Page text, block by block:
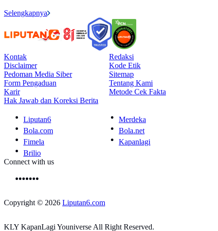
Selengkapnya
Kontak
Redaksi
Disclaimer
Kode Etik
Pedoman Media Siber
Sitemap
Form Pengaduan
Tentang Kami
Karir
Metode Cek Fakta
Hak Jawab dan Koreksi Berita
Liputan6
Merdeka
Bola.com
Bola.net
Fimela
Kapanlagi
Brilio
Connect with us
Copyright © 2026 Liputan6.com
KLY KapanLagi Youniverse All Right Reserved.